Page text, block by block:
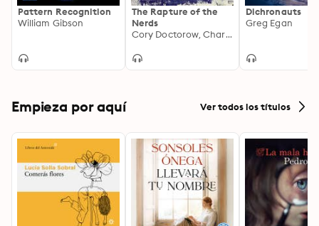
Pattern Recognition
William Gibson
The Rapture of the
Nerds
Cory Doctorow, Charles Stross
Dichronauts
Greg Egan
Empieza por aquí Ver todos los títulos